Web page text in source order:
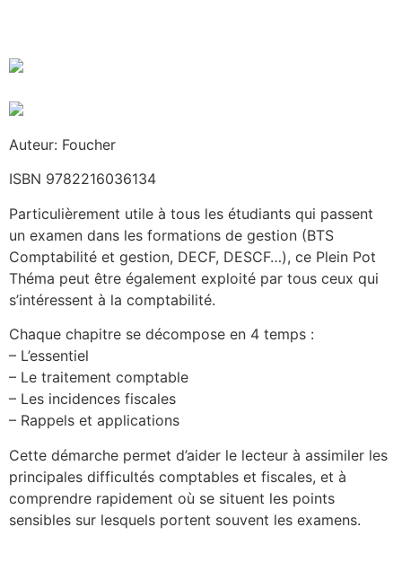
Auteur: Foucher
ISBN 9782216036134
Particulièrement utile à tous les étudiants qui passent
un examen dans les formations de gestion (BTS
Comptabilité et gestion, DECF, DESCF…), ce Plein Pot
Théma peut être également exploité par tous ceux qui
s’intéressent à la comptabilité.
Chaque chapitre se décompose en 4 temps :
– L’essentiel
– Le traitement comptable
– Les incidences fiscales
– Rappels et applications
Cette démarche permet d’aider le lecteur à assimiler les
principales difficultés comptables et fiscales, et à
comprendre rapidement où se situent les points
sensibles sur lesquels portent souvent les examens.